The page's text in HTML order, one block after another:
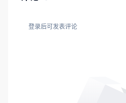
登录后可发表评论